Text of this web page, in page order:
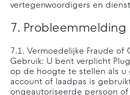
vertegenwoordigers en
7. Probleemmelding
7.1. Vermoedelijke Fraude of
Gebruik: U bent verplicht
op de hoogte te stellen als u
account of laadpas is
ongeautoriseerde persoon